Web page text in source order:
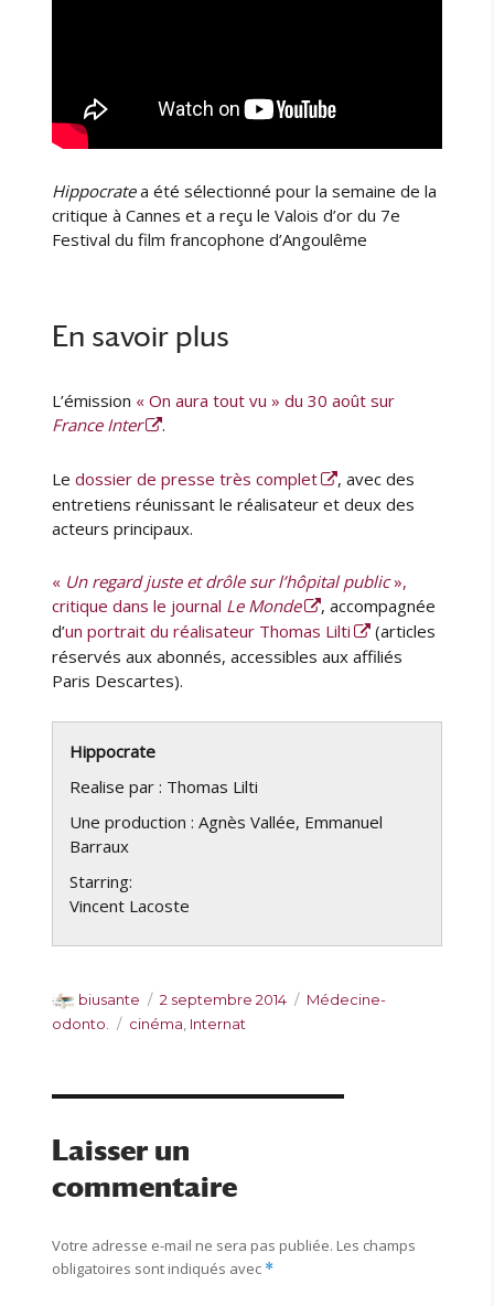
Hippocratea été sélectionné pour la semaine de la
critique à Cannes et a reçu le Valois d’or du 7e
Festival du film francophone d’Angoulême
En savoir plus
L’émission « On aura tout vu » du 30 août sur
France Inter
.
Ledossier de presse très complet
, avec des
entretiens réunissant le réalisateur et deux des
acteurs principaux.
« Un regard juste et drôle sur l’hôpital public»,
critique dans le journal Le Monde
, accompagnée
d’un portrait du réalisateur Thomas Lilti
(articles
réservés aux abonnés, accessibles aux affiliés
Paris Descartes).
Hippocrate
Realise par : Thomas Lilti
Une production :Agnès Vallée, Emmanuel
Barraux
Starring:
Vincent Lacoste
A
u
u
biusante
P
u
i
e
2 septembre 2014
C
g
Médecine-
odonto.
É
q
t
t
cinéma, Internat
Laisser un
commentaire
Votre adresse e-mail ne sera pas publiée. Les champs
obligatoires sont indiqués avec *